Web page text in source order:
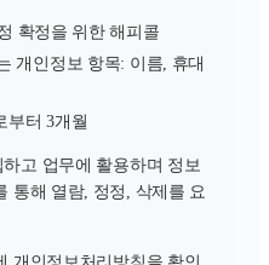
확정을 위한 해피콜
개인정보 항목: 이름, 휴대
부터 3개월
고 업무에 활용하며 정보
통해 열람, 정정, 삭제를 요